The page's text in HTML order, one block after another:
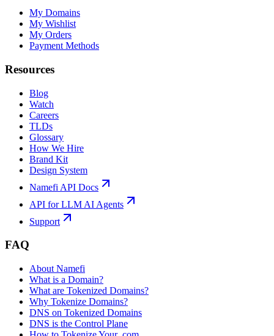
My Domains
My Wishlist
My Orders
Payment Methods
Resources
Blog
Watch
Careers
TLDs
Glossary
How We Hire
Brand Kit
Design System
Namefi API Docs
API for LLM AI Agents
Support
FAQ
About Namefi
What is a Domain?
What are Tokenized Domains?
Why Tokenize Domains?
DNS on Tokenized Domains
DNS is the Control Plane